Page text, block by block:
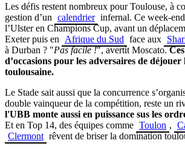
Les défis restent nombreux pour Toulouse, à
gestion d’un calendrier infernal. Ce week-
l’Ulster en Champions Cup, avant un
Exeter puis en
Afrique du Sud face aux
à Durban ? "Pas facile !", avertit Moscato.
d’occasions pour les adversaires de déjouer
toulousaine.
Le Stade sait aussi que la concurrence
double vainqueur de la compétition, reste un
l'UBB monte aussi en puissance sus les
Et en Top 14, des équipes comme Toulon ,
Clermont rêvent de briser la domination